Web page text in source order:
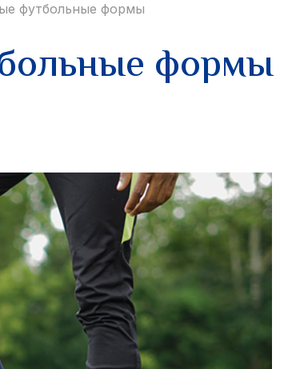
футбольные формы
формы